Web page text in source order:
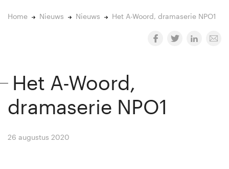
Home Nieuws Nieuws Het A-Woord, dramaserie NPO1
Het A-Woord,
dramaserie NPO1
26 augustus 2020